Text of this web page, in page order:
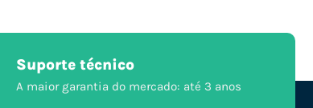
Suporte técnico
A maior garantia do mercado: até 3 anos